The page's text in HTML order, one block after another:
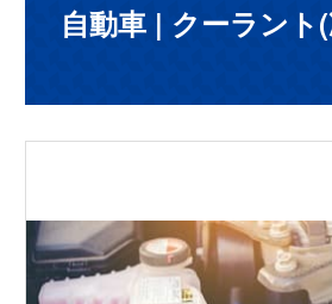
自動車 | クーラン